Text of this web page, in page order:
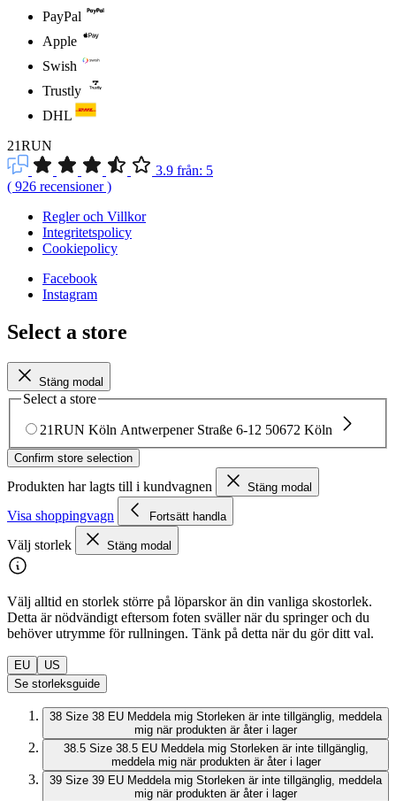
PayPal
Apple
Swish
Trustly
DHL
21RUN
3.9 från: 5
( 926 recensioner)
Regler och Villkor
Integritetspolicy
Cookiepolicy
Facebook
Instagram
Select a store
Stäng modal
Select a store
21RUN Köln Antwerpener Straße 6-12 50672 Köln
Confirm store selection
Produkten har lagts till i kundvagnen Stäng modal
Visa shoppingvagn Fortsätt handla
Välj storlek Stäng modal
Välj alltid en storlek större på löparskor än din vanliga skostorlek.
Detta är nödvändigt eftersom foten sväller när du springer och du
behöver utrymme för rullningen. Tänk på detta när du gör ditt val.
EU
US
Se storleksguide
38 Size 38 EU Meddela mig Storleken är inte tillgänglig, meddela
mig när produkten är åter i lager
38.5 Size 38.5 EU Meddela mig Storleken är inte tillgänglig,
meddela mig när produkten är åter i lager
39 Size 39 EU Meddela mig Storleken är inte tillgänglig, meddela
mig när produkten är åter i lager